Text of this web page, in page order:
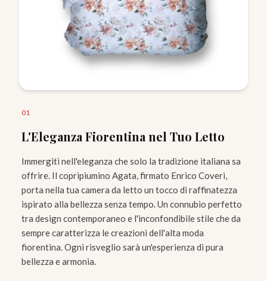
01
L'Eleganza Fiorentina nel Tuo Letto
Immergiti nell'eleganza che solo la tradizione italiana sa
offrire. Il copripiumino Agata, firmato Enrico Coveri,
porta nella tua camera da letto un tocco di raffinatezza
ispirato alla bellezza senza tempo. Un connubio perfetto
tra design contemporaneo e l'inconfondibile stile che da
sempre caratterizza le creazioni dell'alta moda
fiorentina. Ogni risveglio sarà un'esperienza di pura
bellezza e armonia.